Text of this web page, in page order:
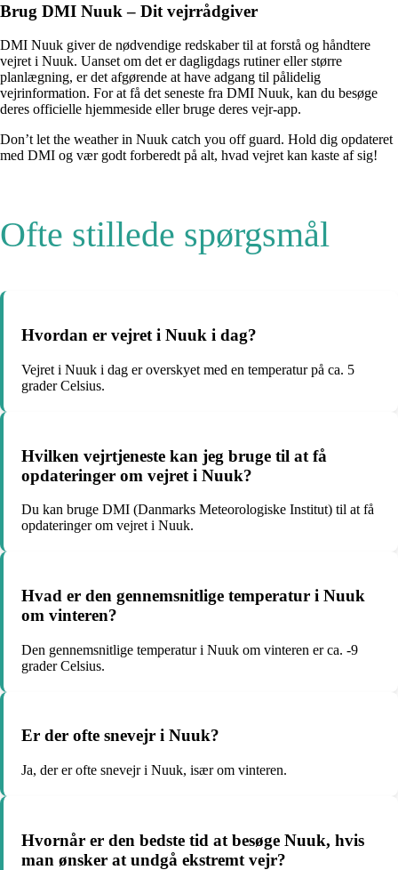
Brug DMI Nuuk – Dit vejrrådgiver
DMI Nuuk giver de nødvendige redskaber til at forstå og håndtere
vejret i Nuuk. Uanset om det er dagligdags rutiner eller større
planlægning, er det afgørende at have adgang til pålidelig
vejrinformation. For at få det seneste fra DMI Nuuk, kan du besøge
deres officielle hjemmeside eller bruge deres vejr-app.
Don’t let the weather in Nuuk catch you off guard. Hold dig opdateret
med DMI og vær godt forberedt på alt, hvad vejret kan kaste af sig!
Ofte stillede spørgsmål
Hvordan er vejret i Nuuk i dag?
Vejret i Nuuk i dag er overskyet med en temperatur på ca. 5
grader Celsius.
Hvilken vejrtjeneste kan jeg bruge til at få
opdateringer om vejret i Nuuk?
Du kan bruge DMI (Danmarks Meteorologiske Institut) til at få
opdateringer om vejret i Nuuk.
Hvad er den gennemsnitlige temperatur i Nuuk
om vinteren?
Den gennemsnitlige temperatur i Nuuk om vinteren er ca. -9
grader Celsius.
Er der ofte snevejr i Nuuk?
Ja, der er ofte snevejr i Nuuk, især om vinteren.
Hvornår er den bedste tid at besøge Nuuk, hvis
man ønsker at undgå ekstremt vejr?